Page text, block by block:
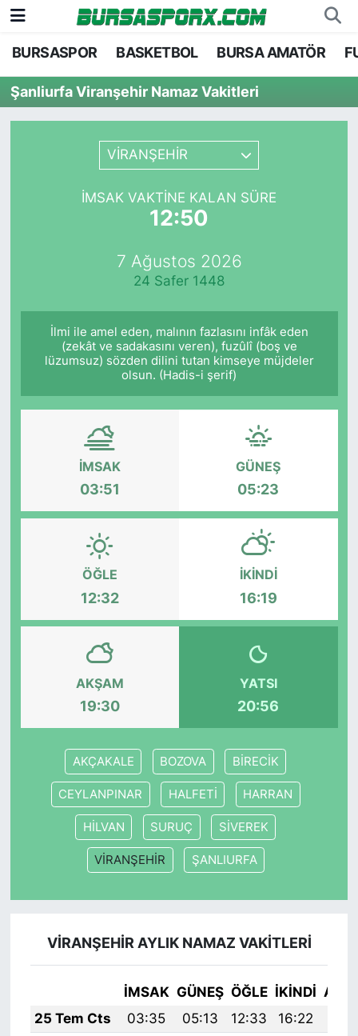
BURSASPOR BASKETBOL BURSA AMATÖR
Şanliurfa Viranşehir Namaz Vakitleri
VİRANŞEHİR
İMSAK VAKTINE KALAN SÜRE
12:50
7 Ağustos 2026
24 Safer 1448
İlmi ile amel eden, malının fazlasını infâk eden
(zekât ve sadakasını veren), fuzûlî (boş ve
lüzumsuz) sözden dilini tutan kimseye müjdeler
olsun. (Hadis-i şerif)
İMSAK
03:51
GÜNEŞ
05:23
ÖĞLE
12:32
İKINDI
16:19
AKŞAM
19:30
YATSI
20:56
AKÇAKALE BOZOVA BİRECİK
CEYLANPINAR HALFETİ HARRAN
HİLVAN SURUÇ SİVEREK
VİRANŞEHİR ŞANLIURFA
VİRANŞEHİR AYLIK NAMAZ VAKITLERI
İMSAK GÜNEŞ ÖĞLE İKINDI
25 Tem Cts
03:35 05:13 12:33 16:22
Bursaspor
Futbol
Basketbol
Bursa Nöbetçi Eczaneler
Bursa Hava Durumu
Bursa Namaz Vakitleri
TFF 1.Lig Puan Durumu ve Fikstür
Tüm Manşetler
Haber Arşivi